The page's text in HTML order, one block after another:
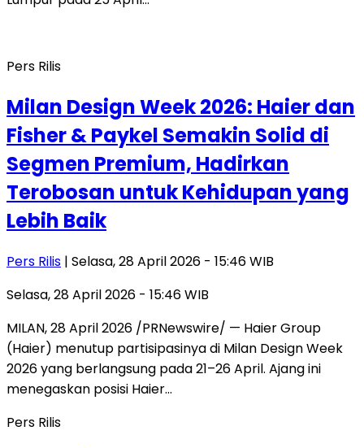
Pers Rilis
Milan Design Week 2026: Haier dan
Fisher & Paykel Semakin Solid di
Segmen Premium, Hadirkan
Terobosan untuk Kehidupan yang
Lebih Baik
Pers Rilis | Selasa, 28 April 2026 - 15:46 WIB
Selasa, 28 April 2026 - 15:46 WIB
MILAN, 28 April 2026 /PRNewswire/ — Haier Group
(Haier) menutup partisipasinya di Milan Design Week
2026 yang berlangsung pada 21–26 April. Ajang ini
menegaskan posisi Haier…
Pers Rilis